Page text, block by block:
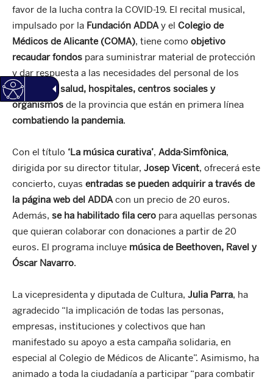
favor de la lucha contra la COVID-19. El recital musical,
impulsado por la Fundación ADDAy el Colegio de
Médicos de Alicante (COMA), tiene como objetivo
recaudar fondos para suministrar material de protección
y dar respuesta a las necesidades del personal de los
centros de salud, hospitales, centros sociales y
organismos de la provincia que están en primera línea
combatiendo la pandemia.
Con el título ‘La música curativa’, Adda·Simfònica,
dirigida por su director titular, Josep Vicent, ofrecerá este
concierto, cuyas entradas se pueden adquirir a través de
la página web del ADDAcon un precio de 20 euros.
Además, se ha habilitado fila cero para aquellas personas
que quieran colaborar con donaciones a partir de 20
euros. El programa incluye música de Beethoven, Ravel y
Óscar Navarro.
La vicepresidenta y diputada de Cultura, Julia Parra, ha
agradecido “la implicación de todas las personas,
empresas, instituciones y colectivos que han
manifestado su apoyo a esta campaña solidaria, en
especial al Colegio de Médicos de Alicante”. Asimismo, ha
animado a toda la ciudadanía a participar “para combatir